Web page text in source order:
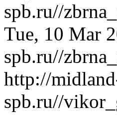
spb.ru//
Tue, 10 Mar
spb.ru//
http://
spb.ru//